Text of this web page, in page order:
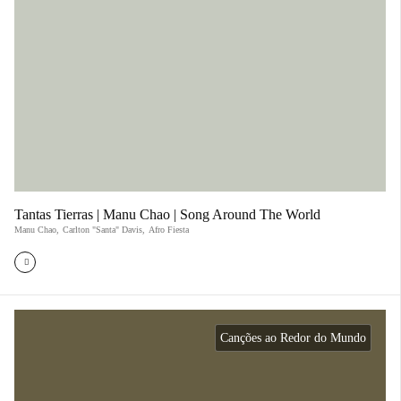
Tantas Tierras | Manu Chao | Song Around The World
Manu Chao Carlton "Santa" Davis Afro Fiesta
Canções ao Redor do Mundo